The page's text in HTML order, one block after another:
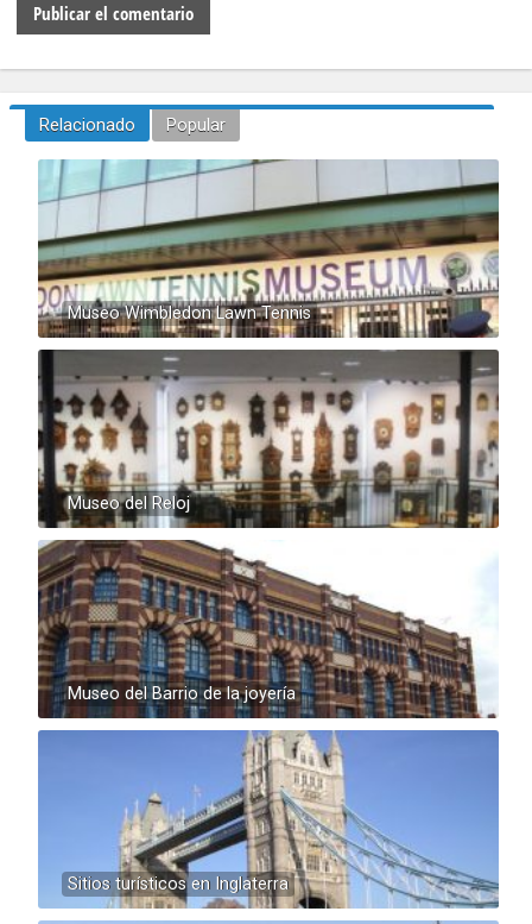
Relacionado Popular
Museo Wimbledon Lawn Tennis
Museo del Reloj
Museo del Barrio de la joyería
Sitios turísticos en Inglaterra